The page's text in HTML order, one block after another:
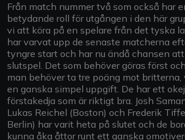
Från match nummer två som också har
betydande roll för utgången i den här
vi att köra på en spelare från det tyska
har varvat upp de senaste matcherna
tyngre start och har nu ändå chansen
slutspel. Det som behöver göras först
man behöver ta tre poäng mot britterna,
en ganska simpel uppgift. De har ett
förstakedja som är riktigt bra. Josh
Lukas Reichel (Boston) och Frederik
Berlin) har varit heta på slutet och de
kunna åka åttor runt ett ganska